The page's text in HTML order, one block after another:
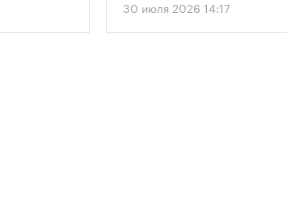
метров.
30 июля 2026 14:17